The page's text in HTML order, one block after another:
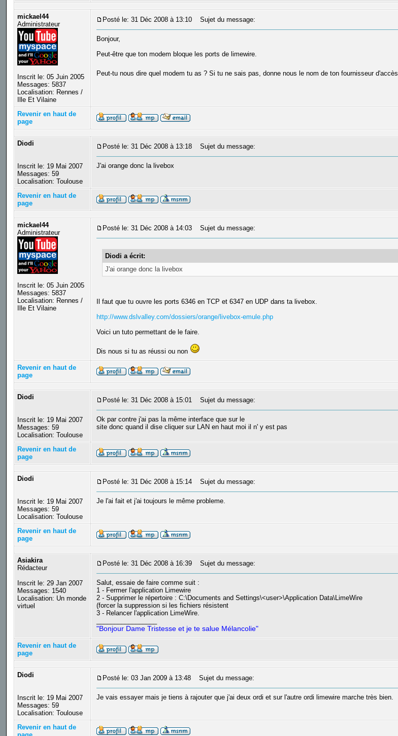
mickael44
Administrateur
Inscrit le: 05 Juin 2005
Messages: 5837
Localisation: Rennes /
Ille Et Vilaine
Posté le: 31 Déc 2008 à 13:10 Sujet du message:
Bonjour,
Peut-être que ton modem bloque les ports de limewire.
Peut-tu nous dire quel modem tu as ? Si tu ne sais pas, donne nous le nom de ton fournisseur d'accès
Revenir en haut de
page
Diodi
Inscrit le: 19 Mai 2007
Messages: 59
Localisation: Toulouse
Posté le: 31 Déc 2008 à 13:18 Sujet du message:
J'ai orange donc la livebox
Revenir en haut de
page
mickael44
Administrateur
Inscrit le: 05 Juin 2005
Messages: 5837
Localisation: Rennes /
Ille Et Vilaine
Posté le: 31 Déc 2008 à 14:03 Sujet du message:
Diodi a écrit:
J'ai orange donc la livebox
Il faut que tu ouvre les ports 6346 en TCP et 6347 en UDP dans ta livebox.
http://www.dslvalley.com/dossiers/orange/livebox-emule.php
Voici un tuto permettant de le faire.
Dis nous si tu as réussi ou non
Revenir en haut de
page
Diodi
Inscrit le: 19 Mai 2007
Messages: 59
Localisation: Toulouse
Posté le: 31 Déc 2008 à 15:01 Sujet du message:
Ok par contre j'ai pas la même interface que sur le
site donc quand il dise cliquer sur LAN en haut moi il n' y est pas
Revenir en haut de
page
Diodi
Inscrit le: 19 Mai 2007
Messages: 59
Localisation: Toulouse
Posté le: 31 Déc 2008 à 15:14 Sujet du message:
Je l'ai fait et j'ai toujours le même probleme.
Revenir en haut de
page
Asiakira
Rédacteur
Inscrit le: 29 Jan 2007
Messages: 1540
Localisation: Un monde
virtuel
Posté le: 31 Déc 2008 à 16:39 Sujet du message:
Salut, essaie de faire comme suit :
1 - Fermer l'application Limewire
2 - Supprimer le répertoire : C:\Documents and Settings\<user>\Application Data\LimeWire
(forcer la suppression si les fichiers résistent
3 - Relancer l'application LimeWire.
"Bonjour Dame Tristesse et je te salue Mélancolie"
Revenir en haut de
page
Diodi
Inscrit le: 19 Mai 2007
Messages: 59
Localisation: Toulouse
Posté le: 03 Jan 2009 à 13:48 Sujet du message:
Je vais essayer mais je tiens à rajouter que j'ai deux ordi et sur l'autre ordi limewire marche très bien.
Revenir en haut de